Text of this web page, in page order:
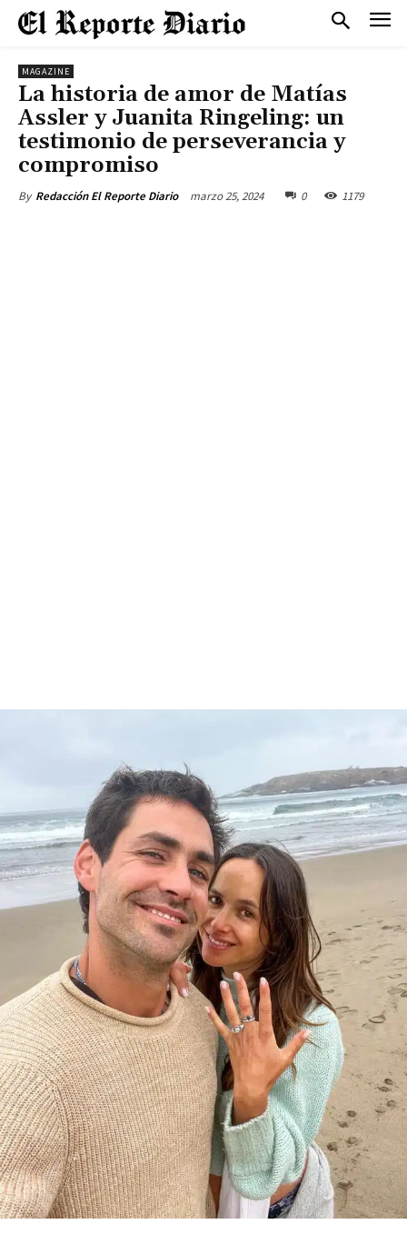
MAGAZINE
La historia de amor de Matías
Assler y Juanita Ringeling: un
testimonio de perseverancia y
compromiso
By Redacción El Reporte Diario marzo 25, 2024 0 1179